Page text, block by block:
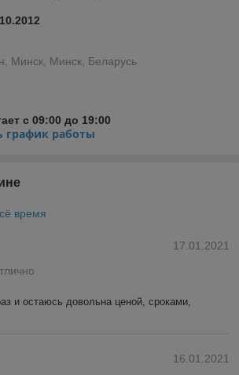
Минск, Минск, Беларусь
с 09:00 до 19:00
график работы
время
17.01.2021
и остаюсь довольна ценой, сроками,
16.01.2021